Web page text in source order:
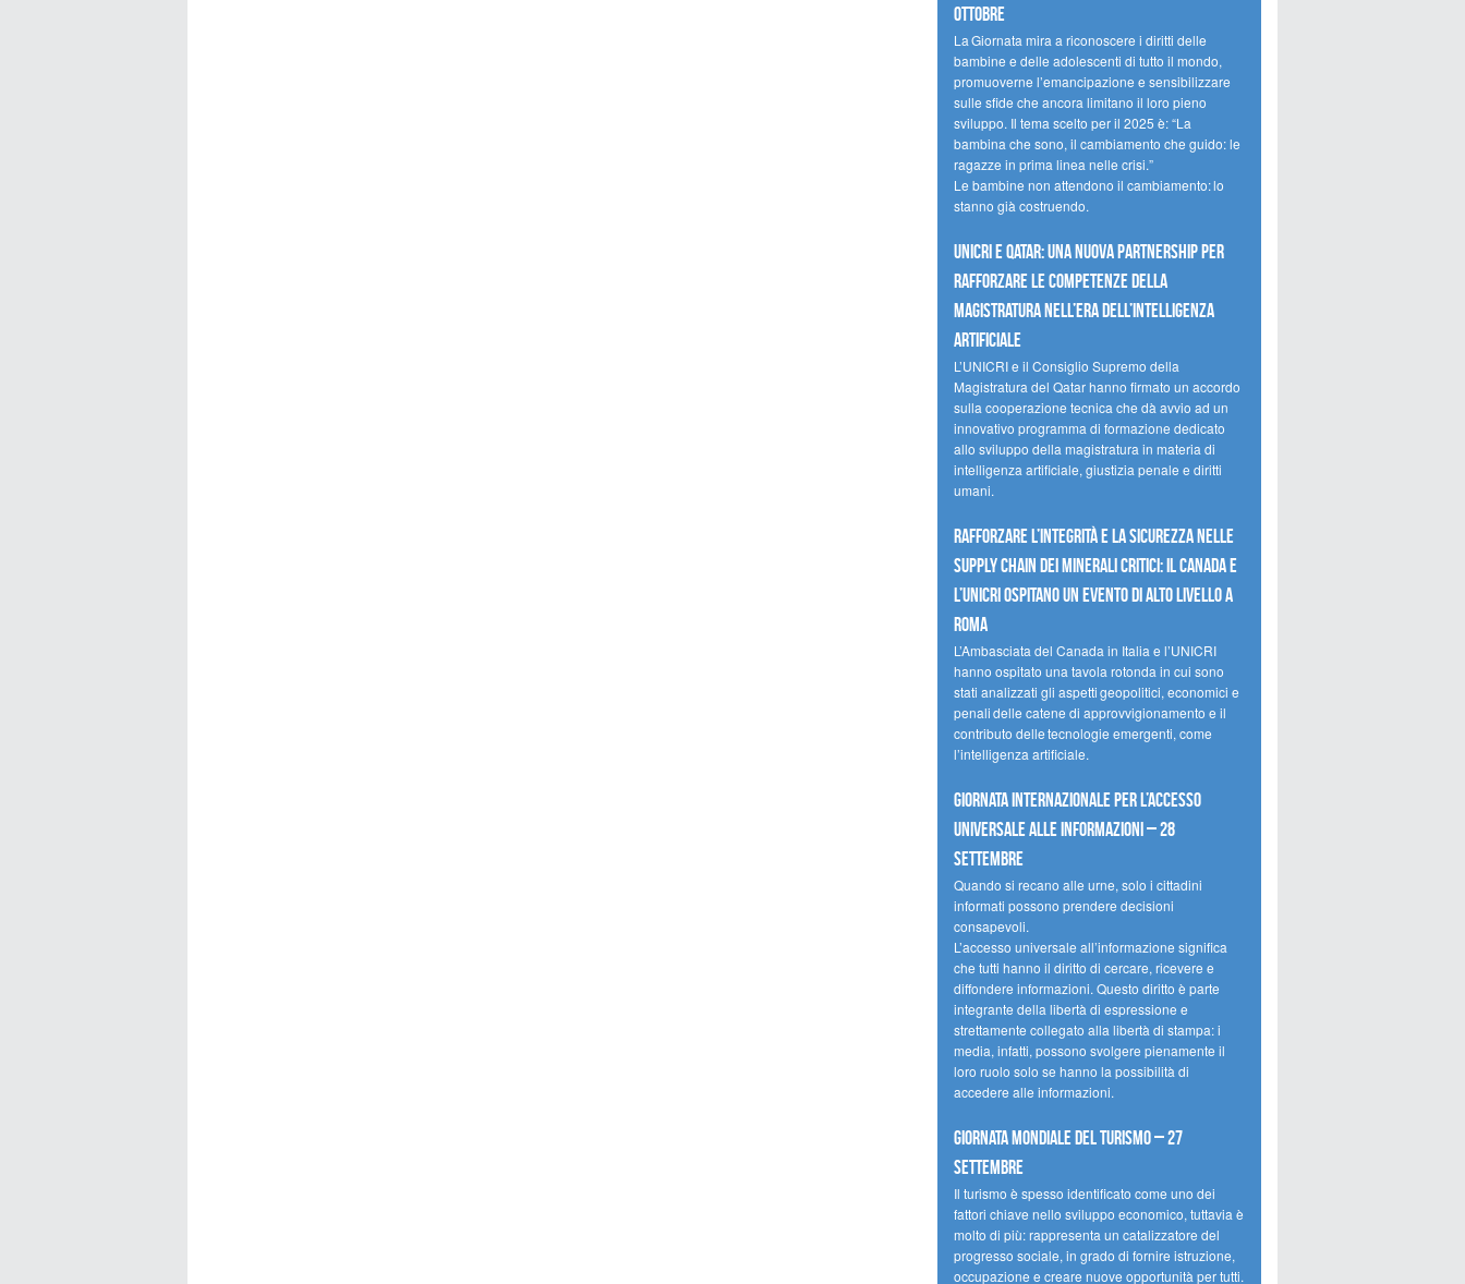
ottobre
La Giornata mira a riconoscere i diritti delle
bambine e delle adolescenti di tutto il mondo,
promuoverne l’emancipazione e sensibilizzare
sulle sfide che ancora limitano il loro pieno
sviluppo. Il tema scelto per il 2025 è: “La
bambina che sono, il cambiamento che guido: le
ragazze in prima linea nelle crisi.”
Le bambine non attendono il cambiamento: lo
stanno già costruendo.
UNICRI e Qatar: una nuova partnership per
rafforzare le competenze della
magistratura nell’era dell’intelligenza
artificiale
L’UNICRI e il Consiglio Supremo della
Magistratura del Qatar hanno firmato un accordo
sulla cooperazione tecnica che dà avvio ad un
innovativo programma di formazione dedicato
allo sviluppo della magistratura in materia di
intelligenza artificiale, giustizia penale e diritti
umani.
Rafforzare l’integrità e la sicurezza nelle
supply chain dei minerali critici: il Canada e
l’UNICRI ospitano un evento di alto livello a
Roma
L’Ambasciata del Canada in Italia e l’UNICRI
hanno ospitato una tavola rotonda in cui sono
stati analizzati gli aspetti geopolitici, economici e
penali delle catene di approvvigionamento e il
contributo delle tecnologie emergenti, come
l’intelligenza artificiale.
Giornata internazionale per l’accesso
universale alle informazioni – 28
settembre
Quando si recano alle urne, solo i cittadini
informati possono prendere decisioni
consapevoli.
L’accesso universale all’informazione significa
che tutti hanno il diritto di cercare, ricevere e
diffondere informazioni. Questo diritto è parte
integrante della libertà di espressione e
strettamente collegato alla libertà di stampa: i
media, infatti, possono svolgere pienamente il
loro ruolo solo se hanno la possibilità di
accedere alle informazioni.
Giornata mondiale del turismo – 27
settembre
Il turismo è spesso identificato come uno dei
fattori chiave nello sviluppo economico, tuttavia è
molto di più: rappresenta un catalizzatore del
progresso sociale, in grado di fornire istruzione,
occupazione e creare nuove opportunità per tutti.